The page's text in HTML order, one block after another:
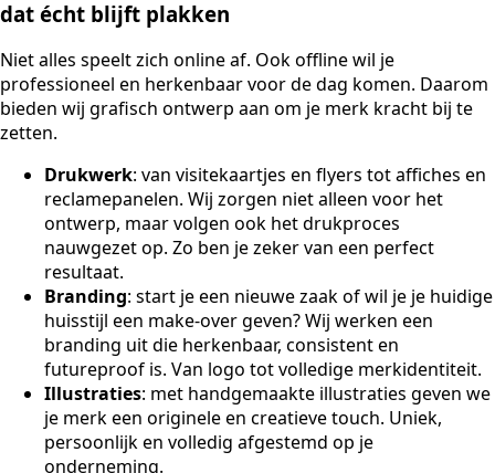
dat écht blijft plakken
Niet alles speelt zich online af. Ook offline wil je
professioneel en herkenbaar voor de dag komen. Daarom
bieden wij grafisch ontwerp aan om je merk kracht bij te
zetten.
Drukwerk: van visitekaartjes en flyers tot affiches en
reclamepanelen. Wij zorgen niet alleen voor het
ontwerp, maar volgen ook het drukproces
nauwgezet op. Zo ben je zeker van een perfect
resultaat.
Branding: start je een nieuwe zaak of wil je je huidige
huisstijl een make-over geven? Wij werken een
branding uit die herkenbaar, consistent en
futureproof is. Van logo tot volledige merkidentiteit.
Illustraties: met handgemaakte illustraties geven we
je merk een originele en creatieve touch. Uniek,
persoonlijk en volledig afgestemd op je
onderneming.